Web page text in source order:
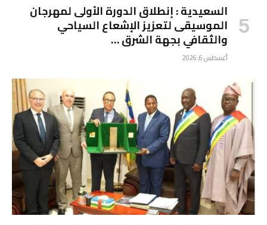
السعيدية : إنطلاق الدورة الأولى لمهرجان
الموسيقى لتعزيز الإشعاع السياحي
والثقافي بجهة الشرق …
أغسطس 6, 2026